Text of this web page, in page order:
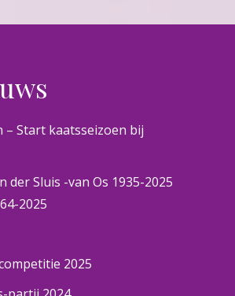
– Start kaatsseizoen bij
der Sluis -van Os 1935-2025
2025
2025